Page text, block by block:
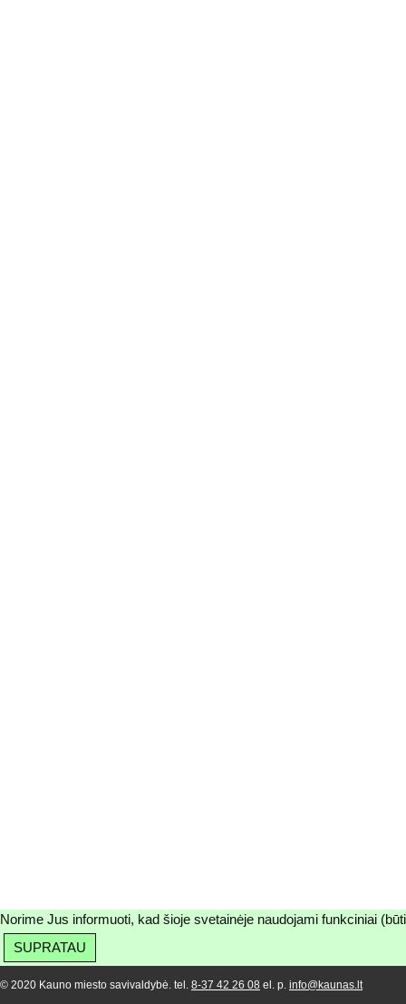
Norime Jus informuoti, kad šioje svetainėje naudojami funkciniai
SUPRATAU
© 2020 Kauno miesto savivaldybė. tel. 8-37 42 26 08 el. p. info@kaunas.lt